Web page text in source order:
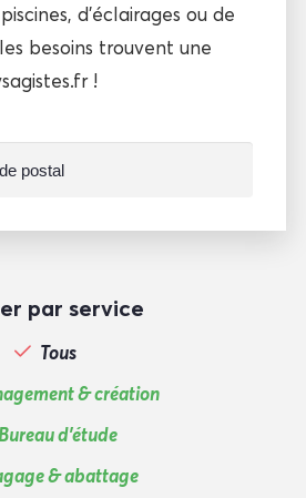
d’éclairages ou de
besoins trouvent une
!
par service
Tous
& création
Bureau d'étude
& abattage